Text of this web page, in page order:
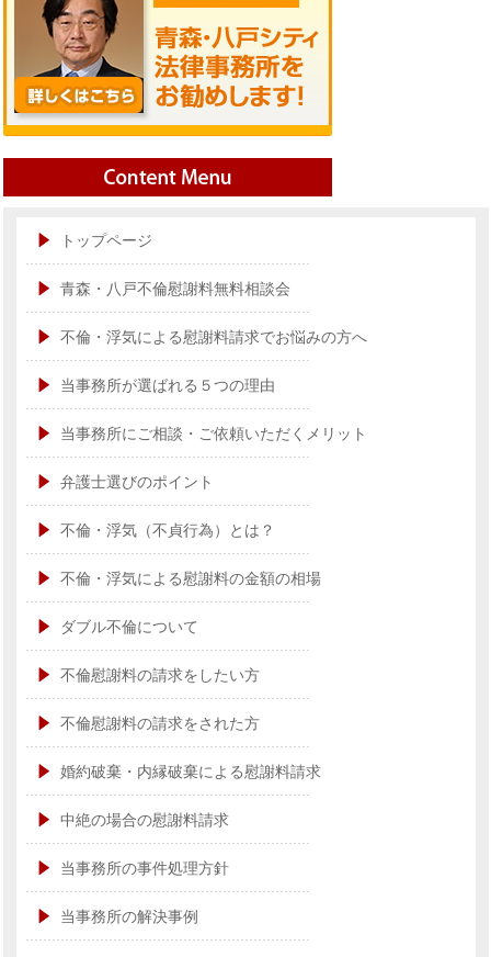
トップページ
青森・八戸不倫慰謝料無料相談会
不倫・浮気による慰謝料請求でお悩みの方へ
当事務所が選ばれる５つの理由
当事務所にご相談・ご依頼いただくメリット
弁護士選びのポイント
不倫・浮気（不貞行為）とは？
不倫・浮気による慰謝料の金額の相場
ダブル不倫について
不倫慰謝料の請求をしたい方
不倫慰謝料の請求をされた方
婚約破棄・内縁破棄による慰謝料請求
中絶の場合の慰謝料請求
当事務所の事件処理方針
当事務所の解決事例